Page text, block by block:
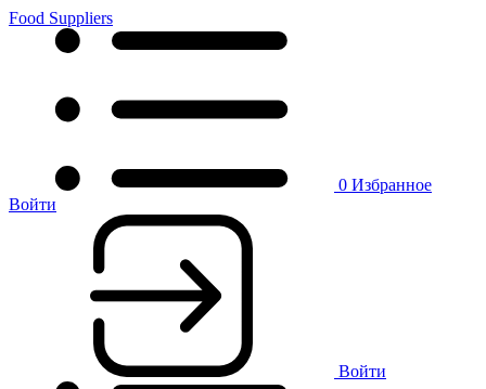
Food Suppliers
0 Избранное
Войти
Войти